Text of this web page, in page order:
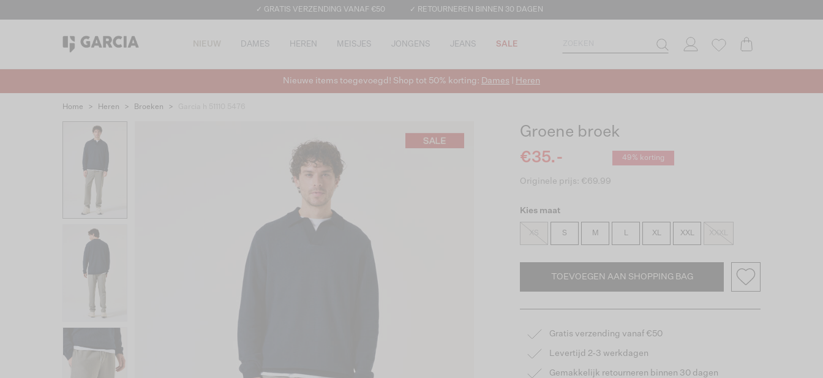
✓ GRATIS VERZENDING VANAF €50 ✓ RETOURNEREN BINNEN 30 DAGEN
NIEUW DAMES HEREN MEISJES JONGENS JEANS SALE
Nieuwe items toegevoegd! Shop tot 50% korting: Dames Heren
Home > Heren > Broeken >
Groene broek
€35.-
49% korting
Originele prijs: €69.99
Kies maat
XS S M L XL XXL XXXL
TOEVOEGEN AAN SHOPPING BAG
Gratis verzending vanaf €50
Levertijd 2-3 werkdagen
Gemakkelijk retourneren binnen 30 dagen